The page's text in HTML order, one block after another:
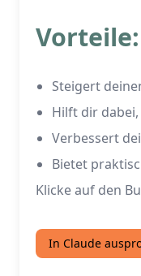
Vorteile:
Steigert
Hilft dir
Verbessert
Bietet
Klicke auf den
In Claude